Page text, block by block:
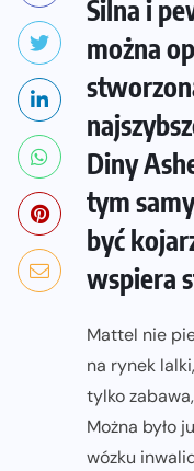
Silna i
można
Diny
tym
być
wspiera
Mattel nie
na rynek
tylko
Można było
wózku